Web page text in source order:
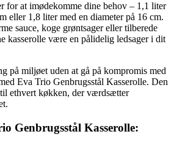
for at imødekomme dine behov – 1,1 liter
eller 1,8 liter med en diameter på 16 cm.
sauce, koge grøntsager eller tilberede
kasserolle være en pålidelig ledsager i dit
på miljøet uden at gå på kompromis med
Eva Trio Genbrugsstål Kasserolle. Den
ethvert køkken, der værdsætter
Genbrugsstål Kasserolle: